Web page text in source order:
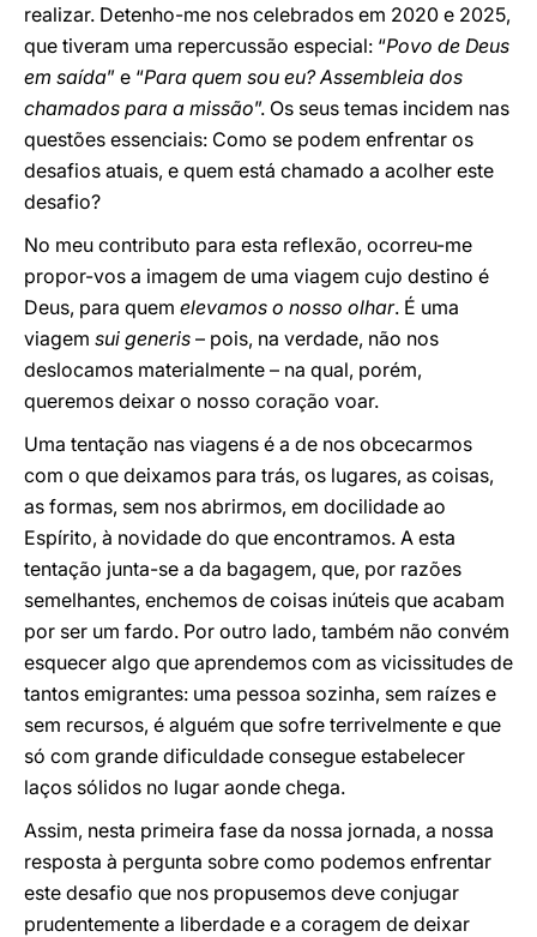
realizar. Detenho-me nos celebrados em 2020 e 2025,
que tiveram uma repercussão especial: “Povo de Deus
em saída” e “Para quem sou eu? Assembleia dos
chamados para a missão”. Os seus temas incidem nas
questões essenciais: Como se podem enfrentar os
desafios atuais, e quem está chamado a acolher este
desafio?
No meu contributo para esta reflexão, ocorreu-me
propor-vos a imagem de uma viagem cujo destino é
Deus, para quem elevamos o nosso olhar. É uma
viagem sui generis – pois, na verdade, não nos
deslocamos materialmente – na qual, porém,
queremos deixar o nosso coração voar.
Uma tentação nas viagens é a de nos obcecarmos
com o que deixamos para trás, os lugares, as coisas,
as formas, sem nos abrirmos, em docilidade ao
Espírito, à novidade do que encontramos. A esta
tentação junta-se a da bagagem, que, por razões
semelhantes, enchemos de coisas inúteis que acabam
por ser um fardo. Por outro lado, também não convém
esquecer algo que aprendemos com as vicissitudes de
tantos emigrantes: uma pessoa sozinha, sem raízes e
sem recursos, é alguém que sofre terrivelmente e que
só com grande dificuldade consegue estabelecer
laços sólidos no lugar aonde chega.
Assim, nesta primeira fase da nossa jornada, a nossa
resposta à pergunta sobre como podemos enfrentar
este desafio que nos propusemos deve conjugar
prudentemente a liberdade e a coragem de deixar